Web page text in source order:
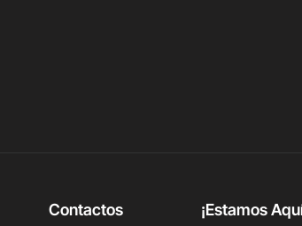
Contactos ¡Estamos